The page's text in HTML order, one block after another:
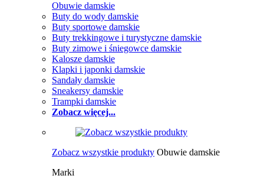
Obuwie damskie
Buty do wody damskie
Buty sportowe damskie
Buty trekkingowe i turystyczne damskie
Buty zimowe i śniegowce damskie
Kalosze damskie
Klapki i japonki damskie
Sandały damskie
Sneakersy damskie
Trampki damskie
Zobacz więcej...
Zobacz wszystkie produkty Obuwie damskie
Marki